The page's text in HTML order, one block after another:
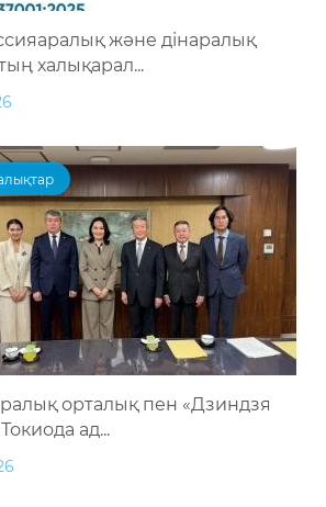
және дінаралық
халықарал...
орталық пен «Дзиндзя
ад...